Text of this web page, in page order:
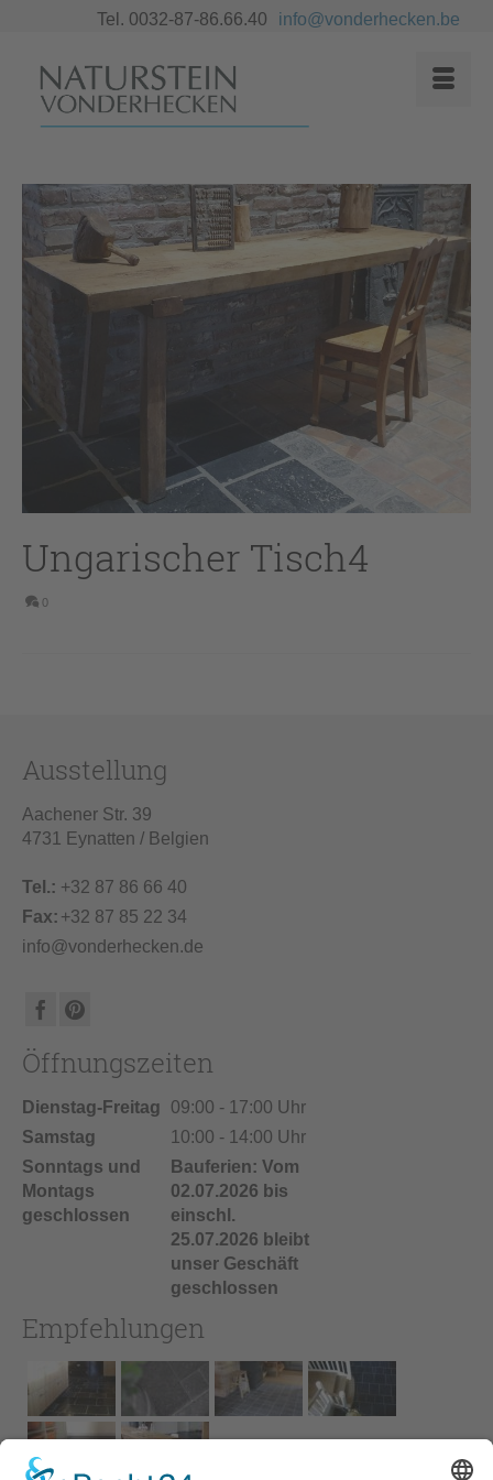
Tel. 0032-87-86.66.40 info@vonderhecken.be
Ungarischer Tisch4
0
Ausstellung
Aachener Str. 39
4731 Eynatten / Belgien
Tel.: +32 87 86 66 40
Fax: +32 87 85 22 34
info@vonderhecken.de
Öffnungszeiten
Dienstag-Freitag
09:00 - 17:00 Uhr
Samstag
10:00 - 14:00 Uhr
Sonntags und
Montags
geschlossen
Bauferien: Vom
02.07.2026 bis
einschl.
25.07.2026 bleibt
unser Geschäft
geschlossen
Empfehlungen